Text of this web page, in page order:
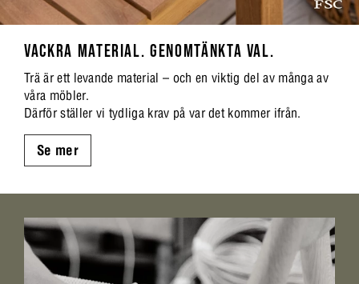
VACKRA MATERIAL. GENOMTÄNKTA VAL.
Trä är ett levande material – och en viktig del av många av
våra möbler.
Därför ställer vi tydliga krav på var det kommer ifrån.
Se mer